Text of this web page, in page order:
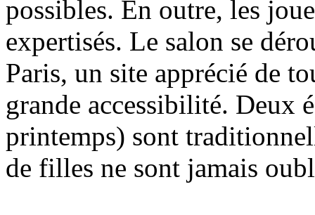
possibles. En outre, les
expertisés. Le salon se
Paris, un site apprécié de
grande accessibilité. Deux
printemps) sont
de filles ne sont jamais